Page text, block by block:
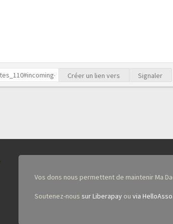
Créer un lien vers Signaler
Vos dons nous permettent de maintenir Ma
Soutenez-nous sur Liberapayou via HelloAsso